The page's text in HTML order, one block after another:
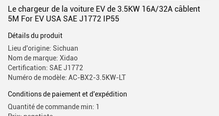
Le chargeur de la voiture EV de 3.5KW 16A/32A câblent
5M For EV USA SAE J1772 IP55
Détails du produit
Lieu d'origine: Sichuan
Nom de marque: Xidao
Certification: SAE J1772
Numéro de modèle: AC-BX2-3.5KW-LT
Conditions de paiement et d'expédition
Quantité de commande min: 1